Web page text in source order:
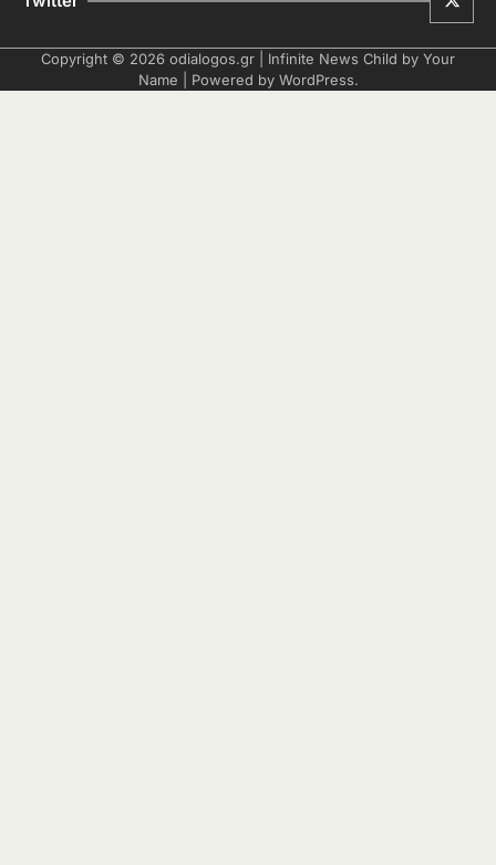
Copyright © 2026 odialogos.gr | Infinite News Child by Your
Name | Powered by WordPress.